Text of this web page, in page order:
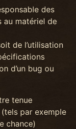
des
au matériel de
de l’utilisation
d’un bug ou
tenue
par exemple
chance)